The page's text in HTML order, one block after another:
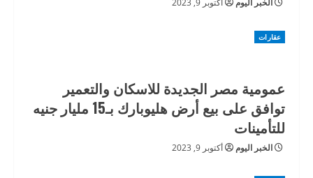
الخبر اليوم أكتوبر 9, 2023
عقارات
عمومية مصر الجديدة للاسكان والتعمير
توافق على بيع أرض هليوبارك بـ15 مليار جنيه
للتأمينات
الخبر اليوم أكتوبر 9, 2023